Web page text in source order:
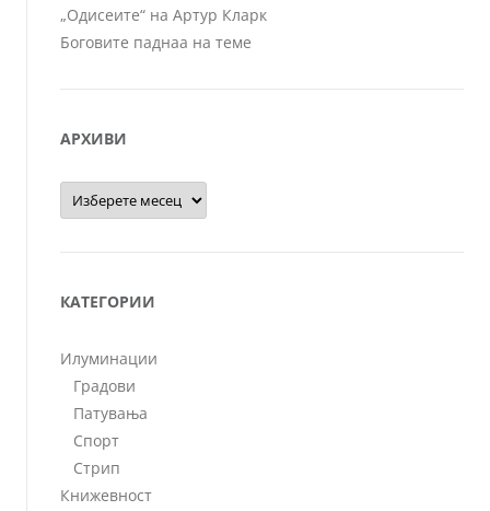
„Одисеите“ на Артур Кларк
Боговите паднаа на теме
АРХИВИ
Архиви
КАТЕГОРИИ
Илуминации
Градови
Патувања
Спорт
Стрип
Книжевност